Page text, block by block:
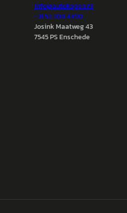
info@autokopen.nl
+31 53 208 4490
Josink Maatweg 43
7545 PS Enschede